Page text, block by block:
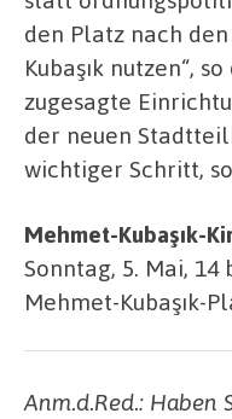
den Platz nach
Kubaşık nutzen“,
zugesagte
der neuen
wichtiger Schritt, so
Mehmet-Kubaşık-
Sonntag, 5. Mai, 14
Mehmet-Kubaşık-
Anm.d.Red.: Haben